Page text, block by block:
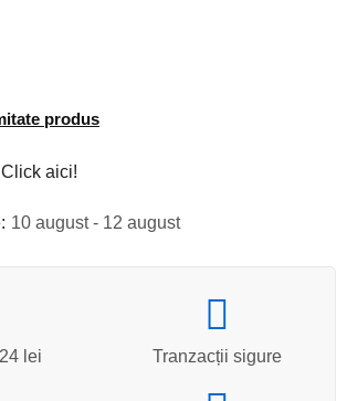
produs
aici!
10 august - 12 august
lei Tranzacții sigure